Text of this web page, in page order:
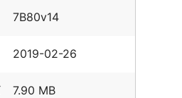
7B80v14
2019-02-26
7.90 MB